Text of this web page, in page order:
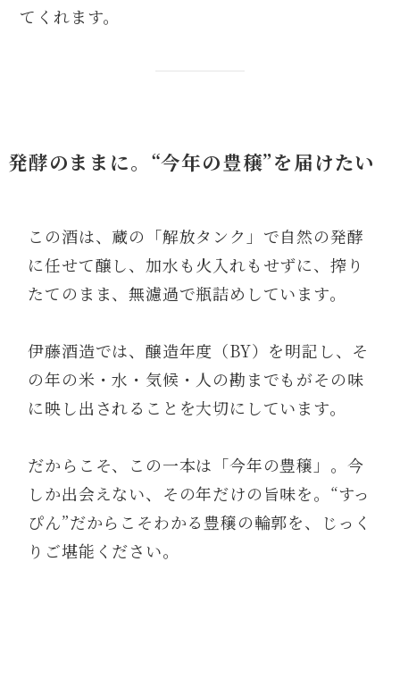
てくれます。
発酵のままに。“今年の豊穣”を届けたい
この酒は、蔵の「解放タンク」で自然の発酵
に任せて醸し、加水も火入れもせずに、搾り
たてのまま、無濾過で瓶詰めしています。
伊藤酒造では、醸造年度（BY）を明記し、そ
の年の米・水・気候・人の勘までもがその味
に映し出されることを大切にしています。
だからこそ、この一本は「今年の豊穣」。今
しか出会えない、その年だけの旨味を。“すっ
ぴん”だからこそわかる豊穣の輪郭を、じっく
りご堪能ください。